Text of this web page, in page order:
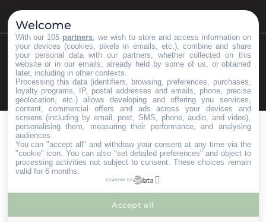
©Copyright 2023 Mentions légalesPartenaires
Welcome
With our 105 partners , we wish to store and access information on
your devices (cookies, pixels in emails, etc.), combine and share
your personal data with our partners, whether collected on this
website or in our emails, already held by some of us, or obtained
later, including in other contexts.
Processing this data (identifiers, browsing, preferences, purchases,
loyalty programs, IP, postal addresses and emails, phone, precise
geolocation, etc.) allows developing and offering you services,
content, commercial offers and ads across your devices and
screens (including by email, post, SMS, phone, audio, and video),
personalising them, measuring their performance, and analysing
audiences.
You can "accept all" and withdraw your consent at any time via the
"cookie" icon . You can also "set detailed preferences" and object to
processing activities not subject to consent. These choices remain
valid for 6 months.
powered by
Accept all